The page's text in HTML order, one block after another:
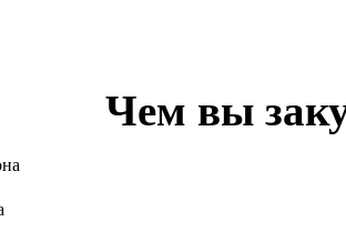
Чем вы